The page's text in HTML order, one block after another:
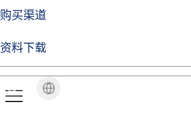
购买渠道
资料下载
品牌视角